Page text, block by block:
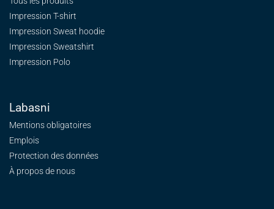
Impression T-shirt
Impression Sweat hoodie
Impression Sweatshirt
Impression Polo
Labasni
Mentions obligatoires
Emplois
Protection des données
À propos de nous